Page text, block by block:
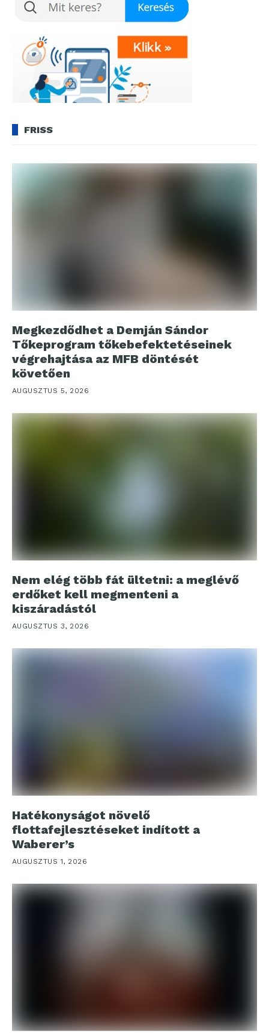
FRISS
Megkezdődhet a Demján Sándor
Tőkeprogram tőkebefektetéseinek
végrehajtása az MFB döntését
követően
AUGUSZTUS 5, 2026
Nem elég több fát ültetni: a meglévő
erdőket kell megmenteni a
kiszáradástól
AUGUSZTUS 3, 2026
Hatékonyságot növelő
flottafejlesztéseket indított a
Waberer’s
AUGUSZTUS 1, 2026